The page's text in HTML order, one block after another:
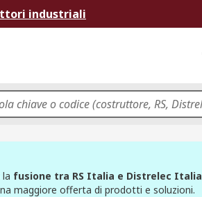
industriali
la fusione tra RS Italia e Distrelec Italia
maggiore offerta di prodotti e soluzioni.